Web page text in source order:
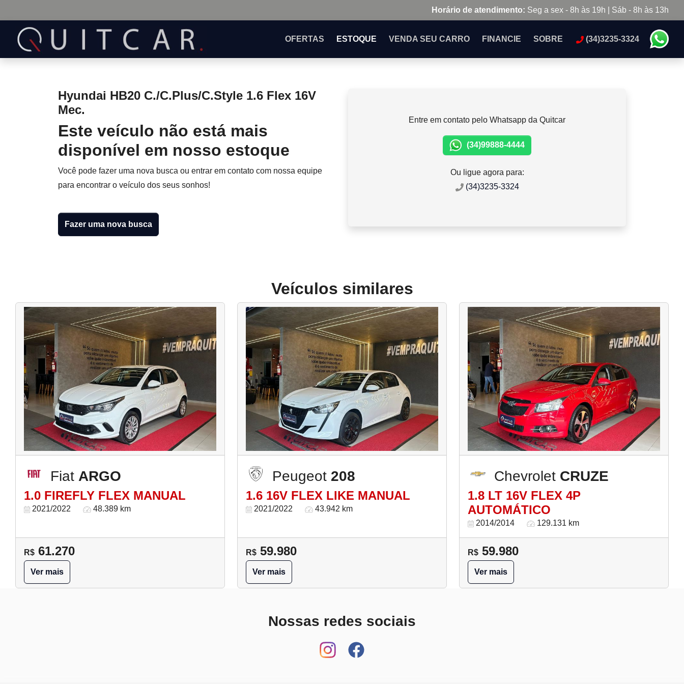
Horário de atendimento: Seg a sex - 8h às 19h | Sáb - 8h às 13h
OFERTAS ESTOQUE VENDA SEU CARRO FINANCIE SOBRE (34)3235-3324
Hyundai HB20 C./C.Plus/C.Style 1.6 Flex 16V
Mec.
Este veículo não está mais
disponível em nosso estoque
Você pode fazer uma nova busca ou entrar em contato com nossa equipe
para encontrar o veículo dos seus sonhos!
Fazer uma nova busca
Entre em contato pelo Whatsapp da Quitcar
(34)99888-4444
Ou ligue agora para:
(34)3235-3324
Veículos similares
Fiat ARGO
1.0 FIREFLY FLEX MANUAL
2021/2022 48.389 km
R$ 61.270
Ver mais
Peugeot 208
1.6 16V FLEX LIKE MANUAL
2021/2022 43.942 km
R$ 59.980
Ver mais
Chevrolet CRUZE
1.8 LT 16V FLEX 4P
AUTOMÁTICO
2014/2014 129.131 km
R$ 59.980
Ver mais
Nossas redes sociais